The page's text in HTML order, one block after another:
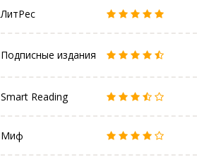
ЛитРес
Подписные издания
Smart Reading
Миф